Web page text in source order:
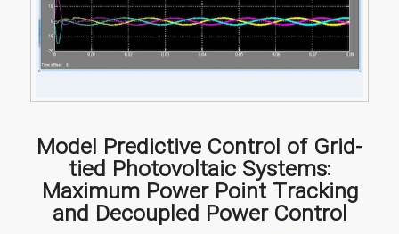
Model Predictive Control of Grid-
tied Photovoltaic Systems:
Maximum Power Point Tracking
and Decoupled Power Control